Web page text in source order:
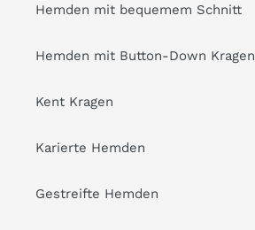
Hemden mit bequemem Schnitt
Hemden mit Button-Down Kragen
Kent Kragen
Karierte Hemden
Gestreifte Hemden